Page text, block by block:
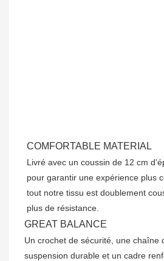
COMFORTABLE MATERIAL
Livré avec un coussin de 12 cm
pour garantir une expérience plus
tout notre tissu est doublement
plus de résistance.
GREAT BALANCE
Un crochet de sécurité, une chaîne
suspension durable et un cadre